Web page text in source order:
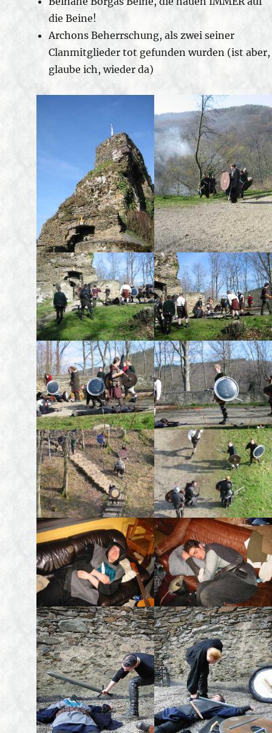
die Beine!
Archons Beherrschung, als zwei seiner
Clanmitglieder tot gefunden wurden (ist aber,
glaube ich, wieder da)